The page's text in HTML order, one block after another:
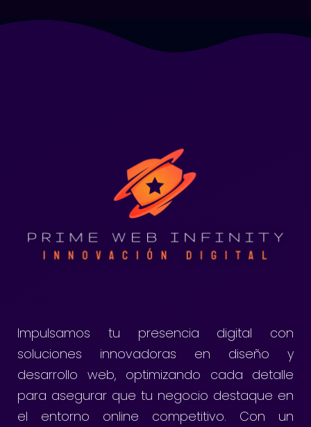
Impulsamos tu presencia digital con
soluciones innovadoras en diseño y
desarrollo web, optimizando cada detalle
para asegurar que tu negocio destaque en
el entorno online competitivo. Con un